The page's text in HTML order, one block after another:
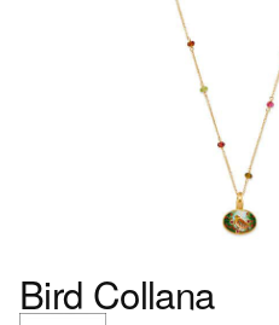
Bird Collana